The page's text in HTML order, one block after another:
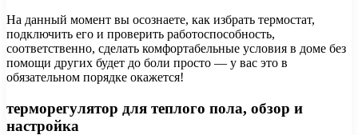
На данный момент вы осознаете, как избрать термостат,
подключить его и проверить работоспособность,
соответственно, сделать комфортабельные условия в доме без
помощи других будет до боли просто — у вас это в
обязательном порядке окажется!
терморегулятор для теплого пола, обзор и
настройка